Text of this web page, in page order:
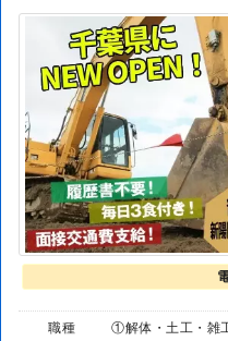
職種
①解体・土工・雑